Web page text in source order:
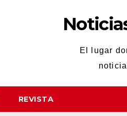
El lugar
REVISTA